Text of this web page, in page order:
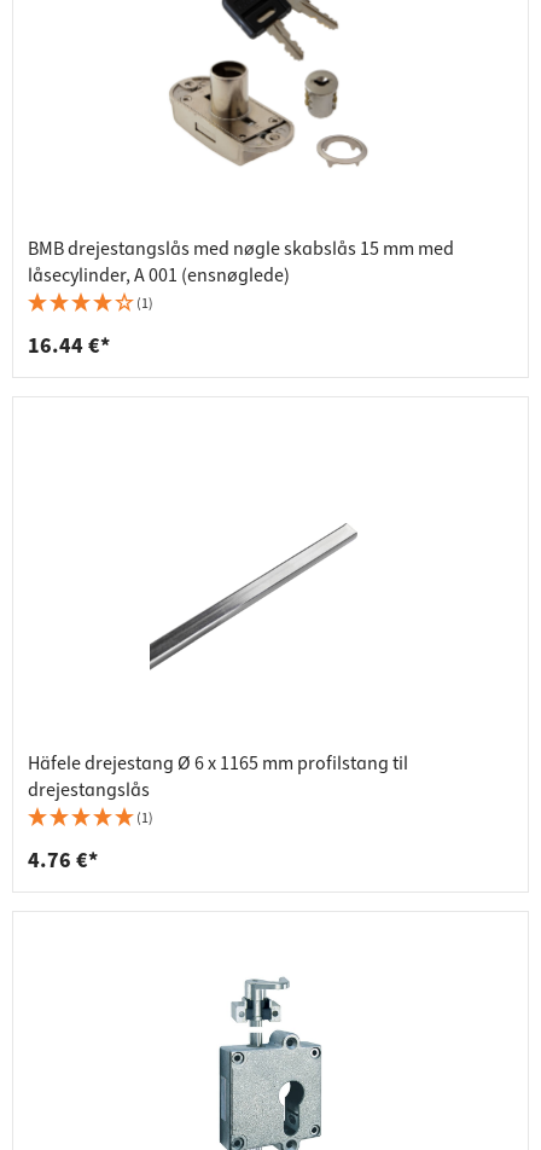
BMB drejestangslås med nøgle skabslås 15 mm med
låsecylinder, A 001 (ensnøglede)
(1)
16.44 €*
Häfele drejestang Ø 6 x 1165 mm profilstang til
drejestangslås
(1)
4.76 €*